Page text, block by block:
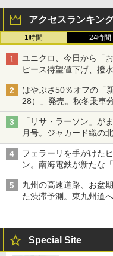
アクセスランキン
1時間 24時間
ユニクロ、今日から「
ピース待望値下げ、撥
はやぶさ50％オフの「
28）」発売。秋冬乗車
「リサ・ラーソン」が
月号。ジャカード織の
フェラーリを手がけた
ン。南海電鉄が新たな
九州の高速道路、お盆
た渋滞予測。東九州道
Special Site